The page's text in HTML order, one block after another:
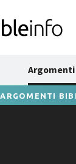
ARGOMENTI